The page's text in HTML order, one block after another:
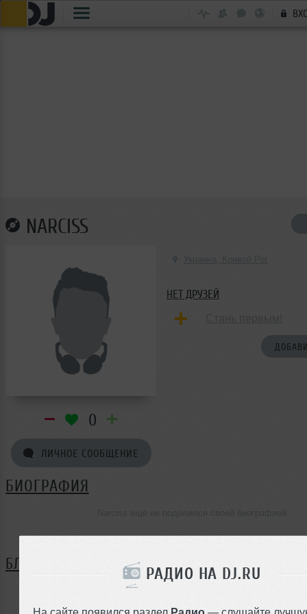
РАДИО НА DJ.RU
На сайте появился раздел Радио — слушайте
NARCISS
0
ЛИЧНОЕ СООБЩЕНИЕ
НЕТ ДРУЗЕЙ
БИОГРАФИЯ
БЛОГ